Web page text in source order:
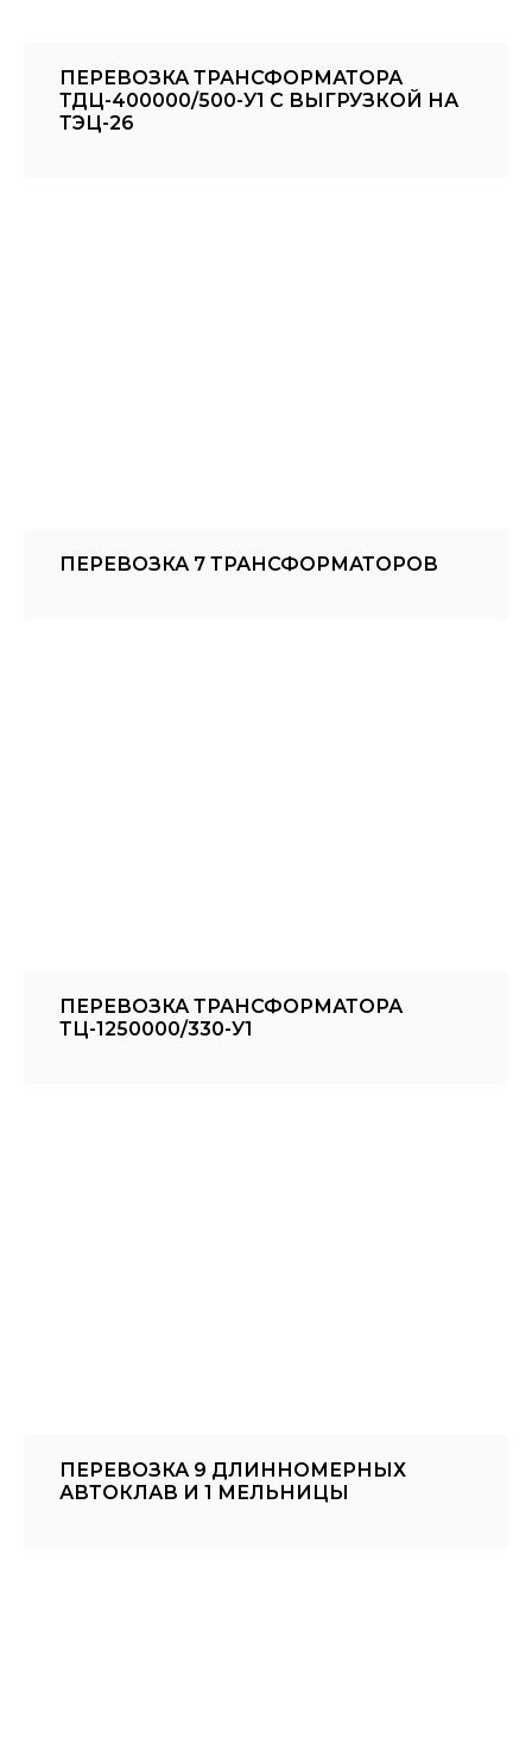
ПЕРЕВОЗКА ТРАНСФОРМАТОРА
ТДЦ-400000/500-У1 С ВЫГРУЗКОЙ НА
ТЭЦ-26
ПЕРЕВОЗКА 7 ТРАНСФОРМАТОРОВ
ПЕРЕВОЗКА ТРАНСФОРМАТОРА
ТЦ-1250000/330-У1
ПЕРЕВОЗКА 9 ДЛИННОМЕРНЫХ
АВТОКЛАВ И 1 МЕЛЬНИЦЫ